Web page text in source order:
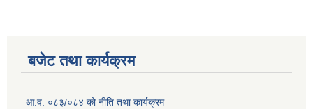
बजेट तथा कार्यक्रम
आ.व. ०८३/०८४ को नीति तथा कार्यक्रम